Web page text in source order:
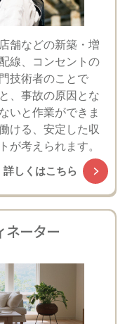
舗などの新築・増
線、コンセントの
技術者のことで
、事故の原因とな
いと作業ができま
ける、安定した収
が考えられます。
詳しくはこちら
ネーター